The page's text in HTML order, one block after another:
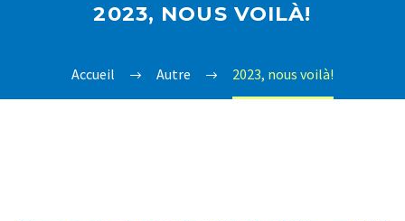
2023, NOUS VOILÀ!
Accueil Autre 2023, nous voilà!